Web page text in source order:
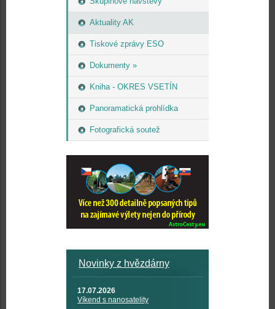
Aktuality AK
Tiskové zprávy ESO
Dokumenty »
Kniha - OKRES VSETÍN
Panoramatická prohlídka
Fotografická soutež
Novinky z hvězdárny
17.07.2026
Víkend s nanosatelity